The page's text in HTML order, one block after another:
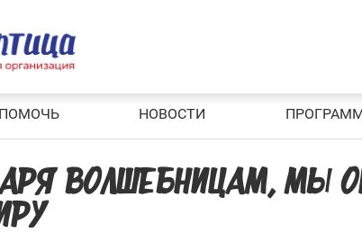
ПОМОЧЬ НОВОСТИ
ВОЛШЕБНИЦАМ, МЫ